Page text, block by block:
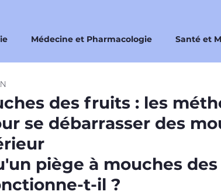
Médecine et Pharmacologie Santé et
et Recommandations
des fruits : les
se débarrasser des
piège à mouches
t-il ?